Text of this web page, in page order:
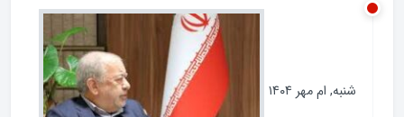
فرمانداران نیازمند چه اختیاراتی هستند ؟